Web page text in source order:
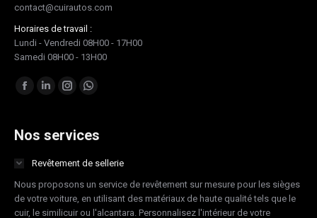
contact@cuirautos.com
Horaires de travail :
Lundi - Vendredi 08H00 - 17H00
Samedi 08H00 - 13H00
Trouvez nous sur :
Facebook
opens
new
window
LinkedIn
opens
new
window
Instagram
opens
new
window
Whatsapp
opens
new
window
Nos services
Revêtement de sellerie
Nous proposons un service de revêtement sur mesure pour les sièges
de votre voiture, en utilisant des matériaux de haute qualité tels que le
cuir, le similicuir ou l'alcantara. Personnalisez l'intérieur de votre